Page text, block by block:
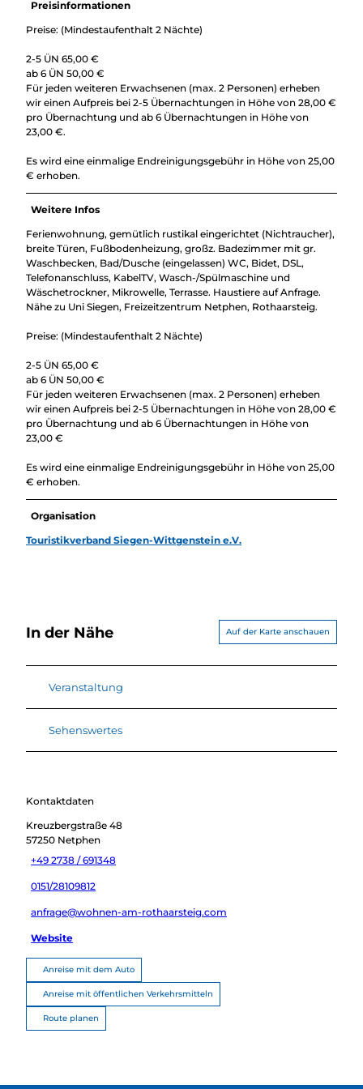
Preisinformationen
Preise: (Mindestaufenthalt 2 Nächte)
2-5 ÜN 65,00 €
ab 6 ÜN 50,00 €
Für jeden weiteren Erwachsenen (max. 2 Personen) erheben
wir einen Aufpreis bei 2-5 Übernachtungen in Höhe von 28,00 €
pro Übernachtung und ab 6 Übernachtungen in Höhe von
23,00 €.
Es wird eine einmalige Endreinigungsgebühr in Höhe von 25,00
€ erhoben.
Weitere Infos
Ferienwohnung, gemütlich rustikal eingerichtet (Nichtraucher),
breite Türen, Fußbodenheizung, großz. Badezimmer mit gr.
Waschbecken, Bad/Dusche (eingelassen) WC, Bidet, DSL,
Telefonanschluss, KabelTV, Wasch-/Spülmaschine und
Wäschetrockner, Mikrowelle, Terrasse. Haustiere auf Anfrage.
Nähe zu Uni Siegen, Freizeitzentrum Netphen, Rothaarsteig.
Preise: (Mindestaufenthalt 2 Nächte)
2-5 ÜN 65,00 €
ab 6 ÜN 50,00 €
Für jeden weiteren Erwachsenen (max. 2 Personen) erheben
wir einen Aufpreis bei 2-5 Übernachtungen in Höhe von 28,00 €
pro Übernachtung und ab 6 Übernachtungen in Höhe von
23,00 €
Es wird eine einmalige Endreinigungsgebühr in Höhe von 25,00
€ erhoben.
Organisation
Touristikverband Siegen-Wittgenstein e.V.
In der Nähe Auf der Karte anschauen
Veranstaltung
Sehenswertes
Kontaktdaten
Kreuzbergstraße 48
57250 Netphen
+49 2738 / 691348
0151/28109812
anfrage@wohnen-am-rothaarsteig.com
Website
Anreise mit dem Auto
Anreise mit öffentlichen Verkehrsmitteln
Route planen